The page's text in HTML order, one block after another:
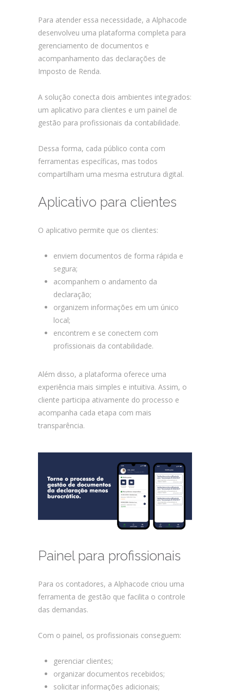
Para atender essa necessidade, a Alphacode
desenvolveu uma plataforma completa para
gerenciamento de documentos e
acompanhamento das declarações de
Imposto de Renda.
A solução conecta dois ambientes integrados:
um aplicativo para clientes e um painel de
gestão para profissionais da contabilidade.
Dessa forma, cada público conta com
ferramentas específicas, mas todos
compartilham uma mesma estrutura digital.
Aplicativo para clientes
O aplicativo permite que os clientes:
enviem documentos de forma rápida e
segura;
acompanhem o andamento da
declaração;
organizem informações em um único
local;
encontrem e se conectem com
profissionais da contabilidade.
Além disso, a plataforma oferece uma
experiência mais simples e intuitiva. Assim, o
cliente participa ativamente do processo e
acompanha cada etapa com mais
transparência.
Painel para profissionais
Para os contadores, a Alphacode criou uma
ferramenta de gestão que facilita o controle
das demandas.
Com o painel, os profissionais conseguem:
gerenciar clientes;
organizar documentos recebidos;
solicitar informações adicionais;